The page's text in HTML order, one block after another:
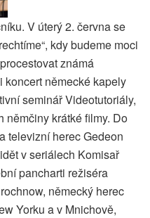
V úterý 2. června se
kdy budeme moci
známá
koncert německé kapely
seminář Videotutoriály,
němčiny krátké filmy. Do
televizní herec Gedeon
v seriálech Komisař
pancharti režiséra
německý herec
Yorku a v Mnichově,